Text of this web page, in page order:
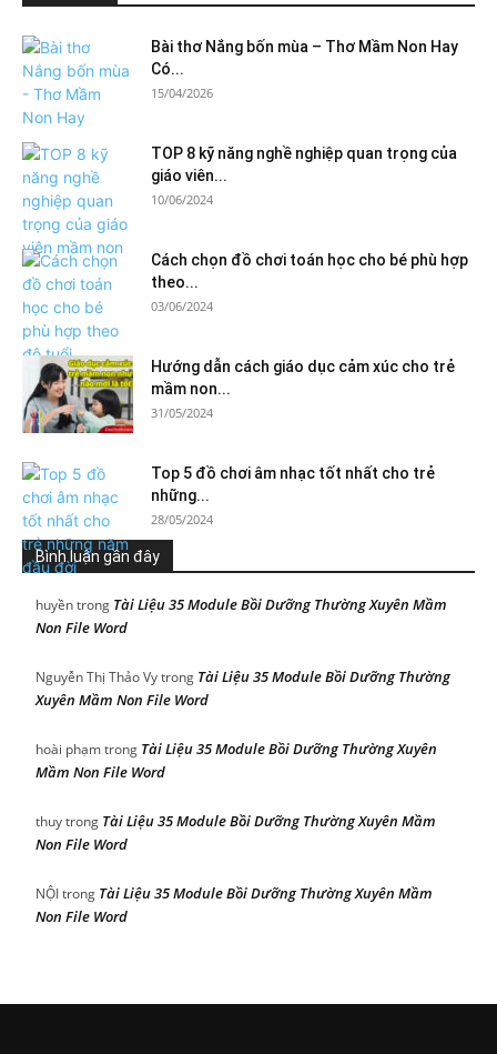
Bài thơ Nắng bốn mùa – Thơ Mầm Non Hay
Có...
15/04/2026
TOP 8 kỹ năng nghề nghiệp quan trọng của
giáo viên...
10/06/2024
Cách chọn đồ chơi toán học cho bé phù hợp
theo...
03/06/2024
Hướng dẫn cách giáo dục cảm xúc cho trẻ
mầm non...
31/05/2024
Top 5 đồ chơi âm nhạc tốt nhất cho trẻ
những...
28/05/2024
Bình luận gần đây
huyềntrong Tài Liệu 35 Module Bồi Dưỡng Thường Xuyên Mầm
Non File Word
Nguyễn Thị Thảo Vytrong Tài Liệu 35 Module Bồi Dưỡng Thường
Xuyên Mầm Non File Word
hoài phạmtrong Tài Liệu 35 Module Bồi Dưỡng Thường Xuyên
Mầm Non File Word
thuytrong Tài Liệu 35 Module Bồi Dưỡng Thường Xuyên Mầm
Non File Word
NỘItrong Tài Liệu 35 Module Bồi Dưỡng Thường Xuyên Mầm
Non File Word